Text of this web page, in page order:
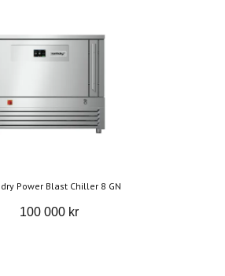
Power Blast Chiller 8 GN
100 000 kr